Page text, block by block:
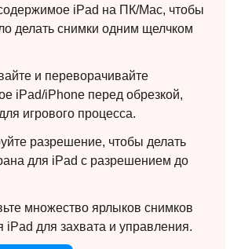
iPad на ПК/Mac, чтобы
делать снимки одним щелчком
и переворачивайте
iPad/iPhone перед обрезкой,
игрового процесса.
разрешение, чтобы делать
для iPad с разрешением до
множество ярлыков снимков
iPad для захвата и управления.